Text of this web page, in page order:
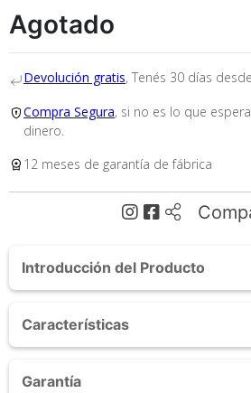
Agotado
Devolución gratis, Tenés 30 días
Compra Segura, si no es lo que
dinero.
12 meses de garantía de fábrica
Introducción del Producto
Características
Potencia: 1500W + 1000W
Garantía
En Bidcom te aseguramos
que esperabas o te
Tu compra
Cumplimos con los más altos
seguridad. Nos avalan